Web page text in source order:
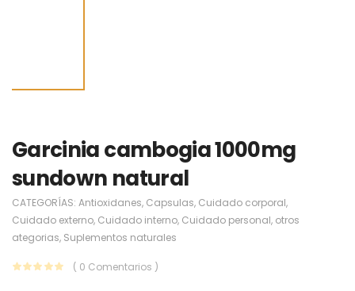
Garcinia cambogia 1000mg
sundown natural
CATEGORÍAS: Antioxidanes, Capsulas, Cuidado corporal,
Cuidado externo, Cuidado interno, Cuidado personal, otros
ategorias, Suplementos naturales
( 0 Comentarios )